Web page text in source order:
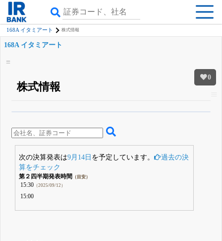
168A イタミアート 株式情報
0
168A イタミアート
株式情報
詳しく見られる無料でβ版をはじめる
登録すると永久30%OFFと米株版の先行利用も付きます
次の決算発表は9月14日 を予定しています。
過去の決
算をチェック
第２四半期発表時間 （目安）
15:30（2025/09/12）
15:00